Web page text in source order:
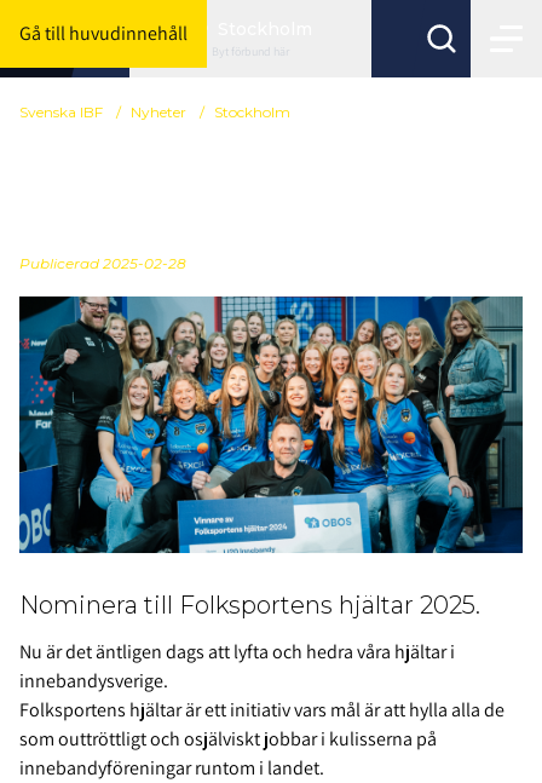
Gå till huvudinnehåll
Byt förbund här
Svenska IBF / Nyheter / Stockholm
Publicerad 2025-02-28
Nominera till Folksportens hjältar 2025.
Nu är det äntligen dags att lyfta och hedra våra hjältar i
innebandysverige.
Folksportens hjältar är ett initiativ vars mål är att hylla alla de
som outtröttligt och osjälviskt jobbar i kulisserna på
innebandyföreningar runtom i landet.